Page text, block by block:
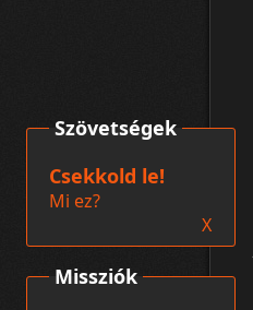
Missziók
Szövetségek
Csekkold le!
Mi ez?
X